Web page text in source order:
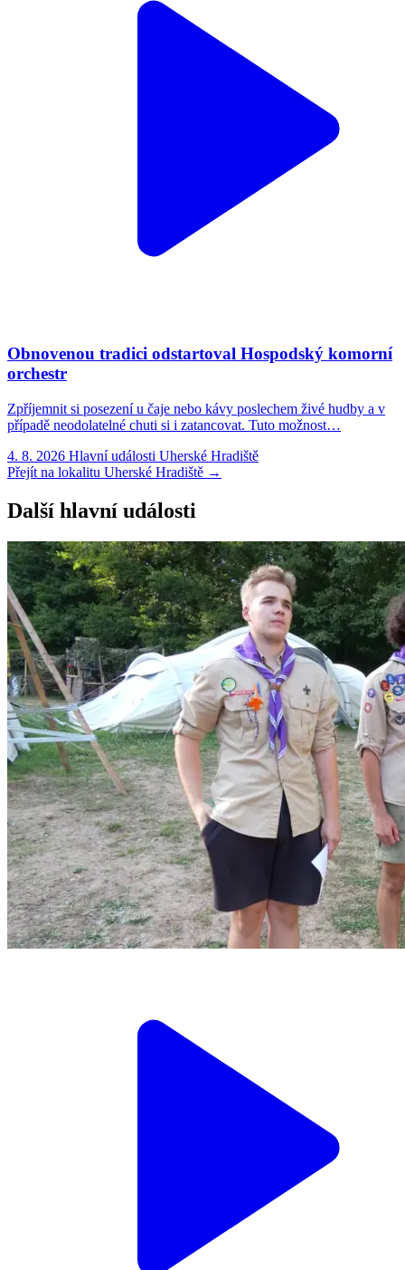
Obnovenou tradici odstartoval Hospodský komorní
orchestr
Zpříjemnit si posezení u čaje nebo kávy poslechem živé hudby a v
případě neodolatelné chuti si i zatancovat. Tuto možnost…
4. 8. 2026 Hlavní události Uherské Hradiště
Přejít na lokalitu Uherské Hradiště →
Další hlavní události